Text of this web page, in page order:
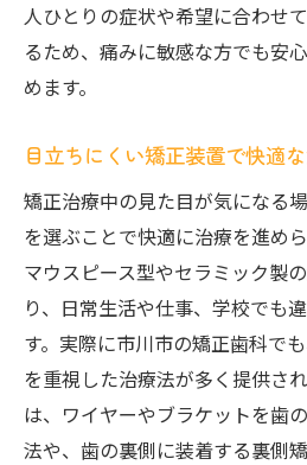
人ひとりの症状や希望に合わせ
るため、痛みに敏感な方でも安
めます。
目立ちにくい矯正装置で快適
矯正治療中の見た目が気になる
を選ぶことで快適に治療を進め
マウスピース型やセラミック製
り、日常生活や仕事、学校でも
す。実際に市川市の矯正歯科で
を重視した治療法が多く提供さ
は、ワイヤーやブラケットを歯
法や、歯の裏側に装着する裏側